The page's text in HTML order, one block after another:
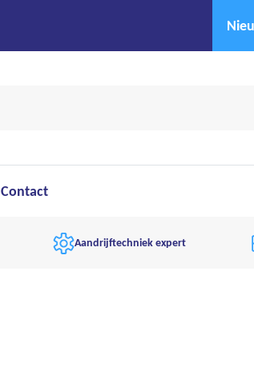
Contact
Aandrijftechniek expert